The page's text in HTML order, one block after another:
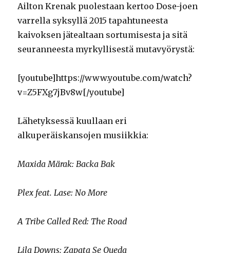
Ailton Krenak puolestaan kertoo Dose-joen
varrella syksyllä 2015 tapahtuneesta
kaivoksen jätealtaan sortumisesta ja sitä
seuranneesta myrkyllisestä mutavyörystä:
[youtube]https://www.youtube.com/watch?
v=Z5FXg7jBv8w[/youtube]
Lähetyksessä kuullaan eri
alkuperäiskansojen musiikkia:
Maxida Märak: Backa Bak
Plex feat. Lase: No More
A Tribe Called Red: The Road
Lila Downs: Zapata Se Queda